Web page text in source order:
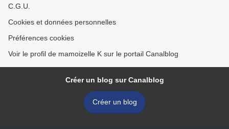
C.G.U.
Cookies et données personnelles
Préférences cookies
Voir le profil de mamoizelle K sur le portail Canalblog
Créer un blog sur Canalblog
Créer un blog